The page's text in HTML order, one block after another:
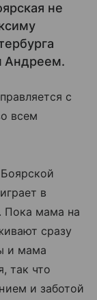
не
Андреем.
с
всем
в
Пока мама на
сразу
и мама
так что
и заботой